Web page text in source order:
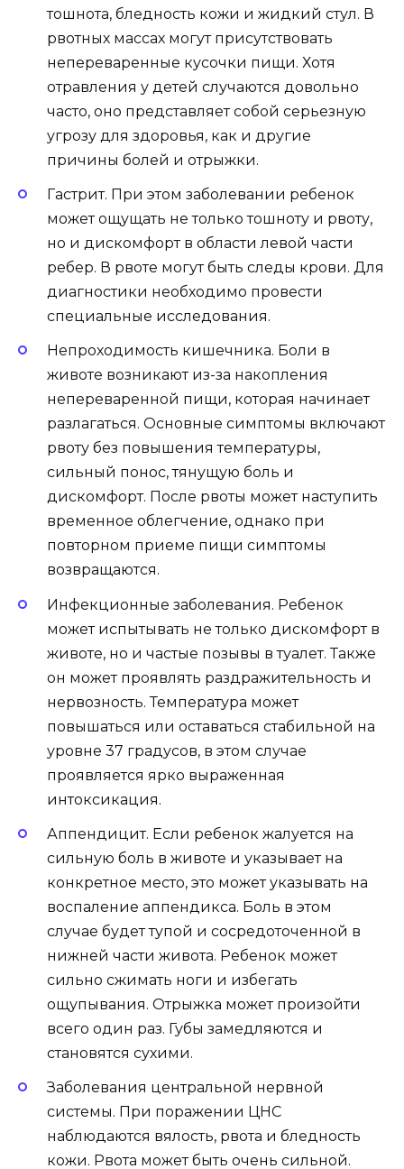
тошнота, бледность кожи и жидкий стул. В
рвотных массах могут присутствовать
непереваренные кусочки пищи. Хотя
отравления у детей случаются довольно
часто, оно представляет собой серьезную
угрозу для здоровья, как и другие
причины болей и отрыжки.
Гастрит. При этом заболевании ребенок
может ощущать не только тошноту и рвоту,
но и дискомфорт в области левой части
ребер. В рвоте могут быть следы крови. Для
диагностики необходимо провести
специальные исследования.
Непроходимость кишечника. Боли в
животе возникают из-за накопления
непереваренной пищи, которая начинает
разлагаться. Основные симптомы включают
рвоту без повышения температуры,
сильный понос, тянущую боль и
дискомфорт. После рвоты может наступить
временное облегчение, однако при
повторном приеме пищи симптомы
возвращаются.
Инфекционные заболевания. Ребенок
может испытывать не только дискомфорт в
животе, но и частые позывы в туалет. Также
он может проявлять раздражительность и
нервозность. Температура может
повышаться или оставаться стабильной на
уровне 37 градусов, в этом случае
проявляется ярко выраженная
интоксикация.
Аппендицит. Если ребенок жалуется на
сильную боль в животе и указывает на
конкретное место, это может указывать на
воспаление аппендикса. Боль в этом
случае будет тупой и сосредоточенной в
нижней части живота. Ребенок может
сильно сжимать ноги и избегать
ощупывания. Отрыжка может произойти
всего один раз. Губы замедляются и
становятся сухими.
Заболевания центральной нервной
системы. При поражении ЦНС
наблюдаются вялость, рвота и бледность
кожи. Рвота может быть очень сильной.